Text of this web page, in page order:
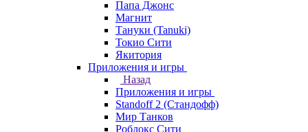
Папа Джонс
Магнит
Тануки (Tanuki)
Токио Сити
Якитория
Приложения и игры
Назад
Приложения и игры
Standoff 2 (Стандофф)
Мир Танков
Роблокс Сити